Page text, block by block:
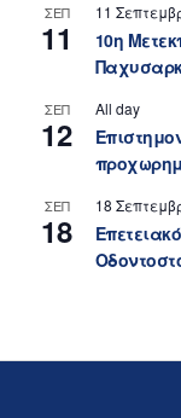
ΣΕΠ
11
11
10η
ΣΕΠ
12
All day
ΣΕΠ
18
18